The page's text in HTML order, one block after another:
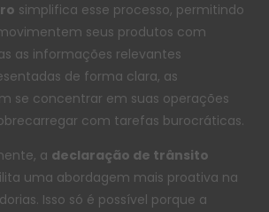
simplifica esse processo, permitindo
seus produtos com
as informações relevantes
de forma clara, as
se concentrar em suas operações
com tarefas burocráticas.
a declaração de trânsito
uma abordagem mais proativa na
Isso só é possível porque a